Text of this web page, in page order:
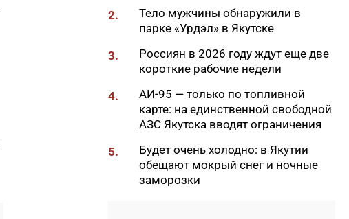
осложнения
забрел медвежонок,
отбившийся от матери
17:30
Якутяне могут попасть в
Гранд-финал «КАРДО» через
открытые квалификации во
Владивостоке
ООО «Транснефть – Восток»
оказало помощь эвенкийской
2.
Тело мужчины обнаружили в
парке «Урдэл» в Якутске
3.
Россиян в 2026 году ждут еще две
короткие рабочие недели
4.
АИ-95 — только по топливной
карте: на единственной свободной
АЗС Якутска вводят ограничения
5.
Будет очень холодно: в Якутии
обещают мокрый снег и ночные
заморозки